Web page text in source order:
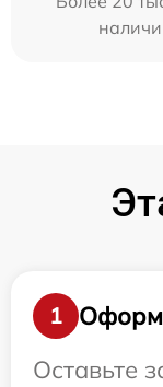
1
Оставьте